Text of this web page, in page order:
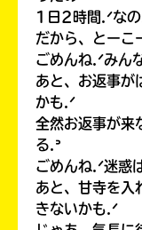
1日2時間.ᐟな
だから、とーこ
ごめんね.ᐟみん
あと、お返事が
かも.ᐟ
全然お返事が来
る.ᐣ
ごめんね.ᐟ迷惑
あと、甘寺を入
きないかも.ᐟ